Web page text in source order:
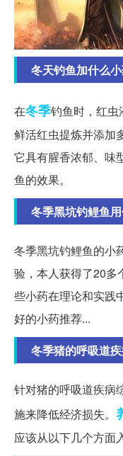
冬天钓鱼加什么小
在冬季钓鱼时，红虫
鲜活红虫提炼并添加
它具有腥香浓郁、味
鱼的效果。
冬季黑坑钓鲤鱼
冬季黑坑钓鲤鱼的小
验，本人获得了20多
些小药在理论和实践
好的小药推荐...
冬季猪的呼吸道
针对猪的呼吸道疾病
施来降低经济损失。
应该从以下几个方面